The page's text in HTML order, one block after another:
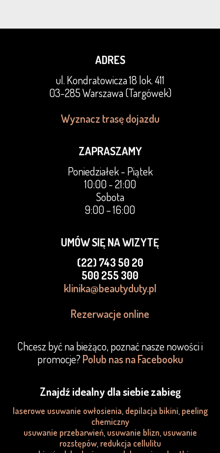
ADRES
ul. Kondratowicza 18 lok. 411
03-285 Warszawa (Targówek)
Wyznacz trasę dojazdu
ZAPRASZAMY
Poniedziałek - Piątek
10:00 - 21:00
Sobota
9:00 – 16:00
UMÓW SIĘ NA WIZYTĘ
(22) 743 50 20
500 255 300
klinika@beautyduty.pl
Rezerwacje online
Chcesz być na bieżąco, poznać nasze nowości i
promocje? Polub nas na Facebooku
Znajdź idealny dla siebie zabieg
laserowe usuwanie owłosienia depilacja bikini peeling
chemiczny
usuwanie przebarwień, usuwanie blizn usuwanie
rozstępów, redukcja cellulitu